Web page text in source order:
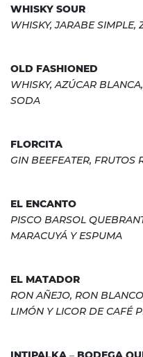
WHISKY SOUR
WHISKY, JARABE
OLD FASHIONED
WHISKY, AZÚCAR
SODA
FLORCITA
GIN BEEFEATER, FRUTOS
EL ENCANTO
PISCO BARSOL
MARACUYÁ Y ESPUMA
EL MATADOR
RON AÑEJO, RON
LIMÓN Y LICOR DE CAFÉ